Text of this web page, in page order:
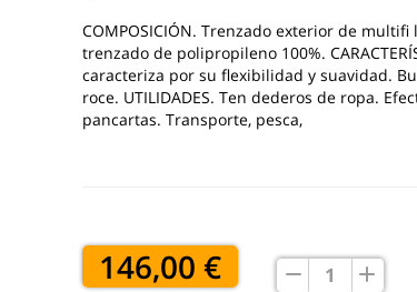
COMPOSICIÓN. Trenzado exterior de
trenzado de polipropileno 100%.
caracteriza por su flexibilidad y suavidad.
roce. UTILIDADES. Ten dederos de ropa.
pancartas. Transporte, pesca,
146,00 €